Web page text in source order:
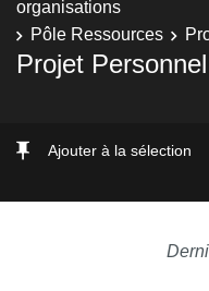
organisations
Pôle Ressources
Projet
Ajouter à la sélection